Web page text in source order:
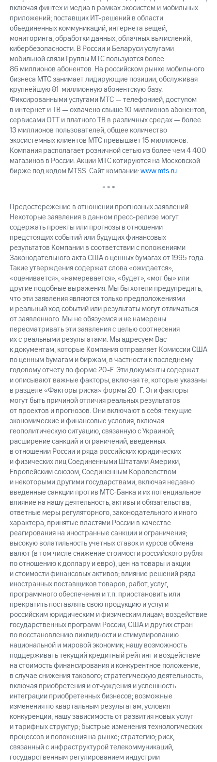
облигаций
Другое
Регистратор
Реквизиты
Контакты
развитие
деловая этика
На главную
включая финтех и медиа в рамках экосистем и мобильных
приложений; поставщик ИТ-решений в области
объединенных коммуникаций, интернета вещей,
мониторинга, обработки данных, облачных вычислений,
кибербезопасности. В России и Беларуси услугами
мобильной связи Группы МТС пользуются более
86 миллионов абонентов. На российском рынке мобильного
бизнеса МТС занимает лидирующие позиции, обслуживая
крупнейшую 81-миллионную абонентскую базу.
Фиксированными услугами МТС — телефонией, доступом
в интернет и ТВ — охвачено свыше 10 миллионов абонентов,
сервисами OTT и платного ТВ в различных средах — более
13 миллионов пользователей, общее количество
экосистемных клиентов МТС превышает 15 миллионов.
Компания располагает розничной сетью из более чем 4 400
магазинов в России. Акции МТС котируются на Московской
бирже под кодом MTSS. Сайт компании:www.mts.ru
* * *
Предостережение в отношении прогнозных заявлений.
Некоторые заявления в данном пресс-релизе могут
содержать проекты или прогнозы в отношении
предстоящих событий или будущих финансовых
результатов Компании в соответствии с положениями
Законодательного акта США о ценных бумагах от 1995 года.
Такие утверждения содержат слова «ожидается»,
«оценивается», «намеревается», «будет», «мог бы» или
другие подобные выражения. Мы бы хотели предупредить,
что эти заявления являются только предположениями
и реальный ход событий или результаты могут отличаться
от заявленного. Мы не обязуемся и не намерены
пересматривать эти заявления с целью соотнесения
их с реальными результатами. Мы адресуем Вас
к документам, которые Компания отправляет Комиссии США
по ценным бумагам и биржам, в частности к последнему
годовому отчету по форме 20-F. Эти документы содержат
и описывают важные факторы, включая те, которые указаны
в разделе «Факторы риска» формы 20-F. Эти факторы
могут быть причиной отличия реальных результатов
от проектов и прогнозов. Они включают в себя: текущие
экономические и финансовые условия, включая
геополитическую ситуацию, связанную с Украиной;
расширение санкций и ограничений, введенных
в отношении России и ряда российских юридических
и физических лиц Соединенными Штатами Америки,
Европейским союзом, Соединенным Королевством
и некоторыми другими государствами, включая недавно
введенные санкции против МТС-Банка и их потенциальное
влияние на нашу деятельность, активы и обязательства;
ответные меры регуляторного, законодательного и иного
характера, принятые властями России в качестве
реагирования на иностранные санкции и ограничения;
высокую волатильность учетных ставок и курсов обмена
валют (в том числе снижение стоимости российского рубля
по отношению к доллару и евро), цен на товары и акции
и стоимости финансовых активов; влияние решений ряда
иностранных поставщиков товаров, работ, услуг,
программного обеспечения и т.п. приостановить или
прекратить поставлять свою продукцию и услуги
российским юридическим и физическим лицам; воздействие
государственных программ России, США и других стран
по восстановлению ликвидности и стимулированию
национальной и мировой экономик; нашу возможность
поддерживать текущий кредитный рейтинг и воздействие
на стоимость финансирования и конкурентное положение,
в случае снижения такового; стратегическую деятельность,
включая приобретения и отчуждения и успешность
интеграции приобретенных бизнесов; возможные
изменения по квартальным результатам; условия
конкуренции; нашу зависимость от развития новых услуг
и тарифных структур; быстрые изменения технологических
процессов и положения на рынке; стратегию; риск,
связанный с инфраструктурой телекоммуникаций,
государственным регулированием индустрии